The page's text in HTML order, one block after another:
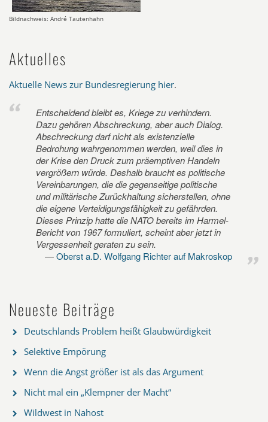
Bildnachweis: André Tautenhahn
Aktuelles
Aktuelle News zur Bundesregierung hier.
Entscheidend bleibt es, Kriege zu verhindern.
Dazu gehören Abschreckung, aber auch Dialog.
Abschreckung darf nicht als existenzielle
Bedrohung wahrgenommen werden, weil dies in
der Krise den Druck zum präemptiven Handeln
vergrößern würde. Deshalb braucht es politische
Vereinbarungen, die die gegenseitige politische
und militärische Zurückhaltung sicherstellen, ohne
die eigene Verteidigungsfähigkeit zu gefährden.
Dieses Prinzip hatte die NATO bereits im Harmel-
Bericht von 1967 formuliert, scheint aber jetzt in
Vergessenheit geraten zu sein.
Oberst a.D. Wolfgang Richter auf Makroskop
Neueste Beiträge
Deutschlands Problem heißt Glaubwürdigkeit
Selektive Empörung
Wenn die Angst größer ist als das Argument
Nicht mal ein „Klempner der Macht“
Wildwest in Nahost